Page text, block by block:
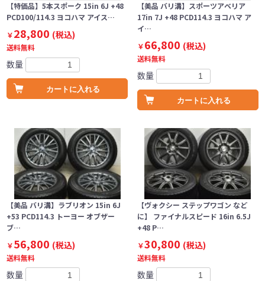
【特価品】5本スポーク 15in 6J +48
PCD100/114.3 ヨコハマ アイス…
￥28,800 (税込)
送料無料
数量
カートに入れる
【美品 バリ溝】スポーツアベリア
17in 7J +48 PCD114.3 ヨコハマ ア
イ…
￥66,800 (税込)
送料無料
数量
カートに入れる
【美品 バリ溝】ラブリオン 15in 6J
+53 PCD114.3 トーヨー オブザー
ブ…
￥56,800 (税込)
送料無料
数量
【ヴォクシー ステップワゴン など
に】 ファイナルスピード 16in 6.5J
+48 P…
￥30,800 (税込)
送料無料
数量